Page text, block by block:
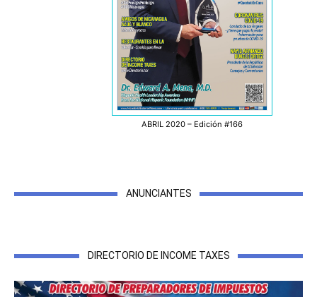
ABRIL 2020 – Edición #166
ANUNCIANTES
DIRECTORIO DE INCOME TAXES